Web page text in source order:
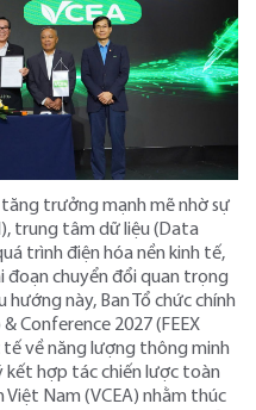
tăng trưởng mạnh mẽ nhờ sự
trung tâm dữ liệu (Data
trình điện hóa nền kinh tế,
chuyển đổi quan trọng
này, Ban Tổ chức chính
Conference 2027 (FEEX
tế về năng lượng thông minh
hợp tác chiến lược toàn
Việt Nam (VCEA) nhằm thúc